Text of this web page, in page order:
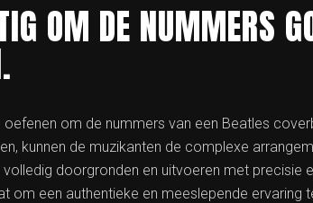
OM DE NUMMERS
om de nummers van een Beatles
kunnen de muzikanten de complexe
doorgronden en uitvoeren met precisie
om een authentieke en meeslepende ervaring